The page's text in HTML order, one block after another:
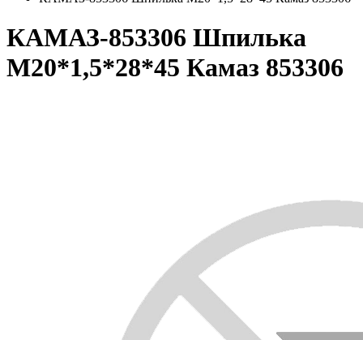
КАМАЗ-853306 Шпилька
М20*1,5*28*45 Камаз 853306